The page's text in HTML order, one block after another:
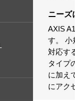
ニーズ
AXIS
す。 小
対応す
タイプ
に加え
にアク